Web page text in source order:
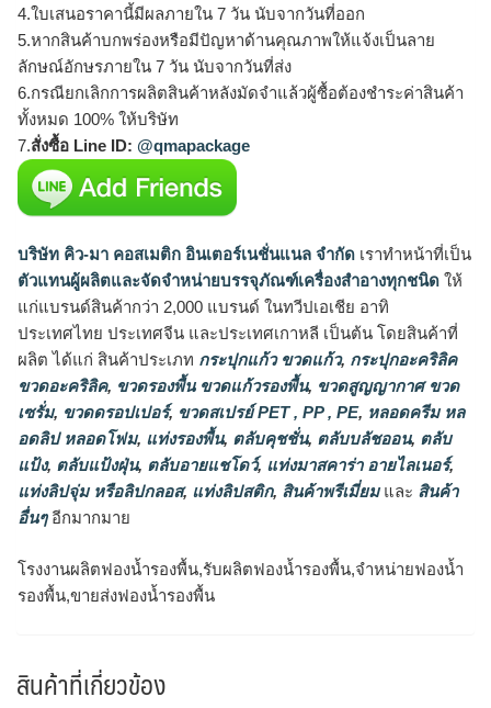
4.ใบเสนอราคานี้มีผลภายใน 7 วัน นับจากวันที่ออก
5.หากสินค้าบกพร่องหรือมีปัญหาด้านคุณภาพให้แจ้งเป็นลาย
ลักษณ์อักษรภายใน 7 วัน นับจากวันที่ส่ง
6.กรณียกเลิกการผลิตสินค้าหลังมัดจำแล้วผู้ซื้อต้องชำระค่าสินค้า
ทั้งหมด 100% ให้บริษัท
7.สั่งซื้อ Line ID: @qmapackage
บริษัท คิว-มา คอสเมติก อินเตอร์เนชั่นแนล จำกัด เราทำหน้าที่เป็น
ตัวแทนผู้ผลิตและจัดจำหน่ายบรรจุภัณฑ์เครื่องสำอางทุกชนิด ให้
แก่แบรนด์สินค้ากว่า 2,000 แบรนด์ ในทวีปเอเชีย อาทิ
ประเทศไทย ประเทศจีน และประเทศเกาหลี เป็นต้น โดยสินค้าที่
ผลิต ได้แก่ สินค้าประเภท กระปุกแก้ว ขวดแก้ว, กระปุกอะคริลิค
ขวดอะคริลิค, ขวดรองพื้น ขวดแก้วรองพื้น, ขวดสูญญากาศ ขวด
เซรั่ม, ขวดดรอปเปอร์, ขวดสเปรย์ PET , PP , PE, หลอดครีม หล
อดลิป หลอดโฟม, แท่งรองพื้น, ตลับคุชชั่น, ตลับบลัชออน, ตลับ
แป้ง, ตลับแป้งฝุ่น, ตลับอายแชโดว์, แท่งมาสคาร่า อายไลเนอร์,
แท่งลิปจุ่ม หรือลิปกลอส, แท่งลิปสติก, สินค้าพรีเมี่ยมและ สินค้า
อื่นๆอีกมากมาย
โรงงานผลิตฟองน้ำรองพื้น,รับผลิตฟองน้ำรองพื้น,จำหน่ายฟองน้ำ
รองพื้น,ขายส่งฟองน้ำรองพื้น
สินค้าที่เกี่ยวข้อง